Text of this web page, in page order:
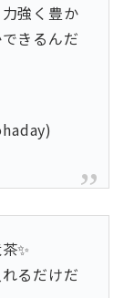
強く豊か
きるんだ
✨
るだけだ